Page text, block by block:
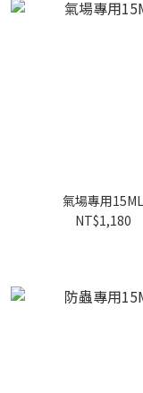
氣場專用15ML
NT$1,180